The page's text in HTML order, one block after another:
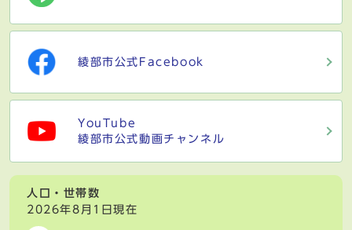
綾部市公式Facebook
YouTube
綾部市公式動画チャンネル
人口・世帯数
2026年8月1日現在